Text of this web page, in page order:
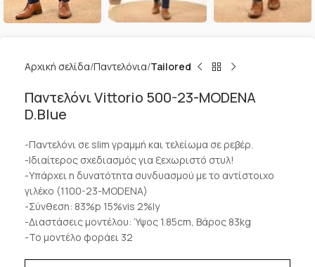
Αρχική σελίδα Παντελόνια Tailored
Παντελόνι Vittorio 500-23-MODENA
D.Blue
-Παντελόνι σε slim γραμμή και τελείωμα σε ρεβέρ.
-Ιδιαίτερος σχεδιασμός για ξεχωριστό στυλ!
-Υπάρχει η δυνατότητα συνδυασμού με το αντίστοιχο
γιλέκο (1100-23-MODENA)
-Σύνθεση: 83%p 15%vis 2%ly
-Διαστάσεις μοντέλου: Ύψος 1.85cm, Βάρος 83kg
-Το μοντέλο φοράει 32